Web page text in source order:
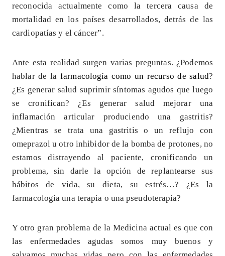
reconocida actualmente como la tercera causa de
mortalidad en los países desarrollados, detrás de las
cardiopatías y el cáncer”.
Ante esta realidad surgen varias preguntas. ¿Podemos
hablar de lafarmacología como un recurso de salud?
¿Es generar salud suprimir síntomas agudos que luego
se cronifican? ¿Es generar salud mejorar una
inflamación articular produciendo una gastritis?
¿Mientras se trata una gastritis o un reflujo con
omeprazol u otro inhibidor de la bomba de protones, no
estamos distrayendo al paciente, cronificando un
problema, sin darle la opción de replantearse sus
hábitos de vida, su dieta, su estrés…? ¿Es la
farmacología una terapia o una pseudoterapia?
Y otro gran problema de la Medicina actual es que con
las enfermedades agudas somos muy buenos y